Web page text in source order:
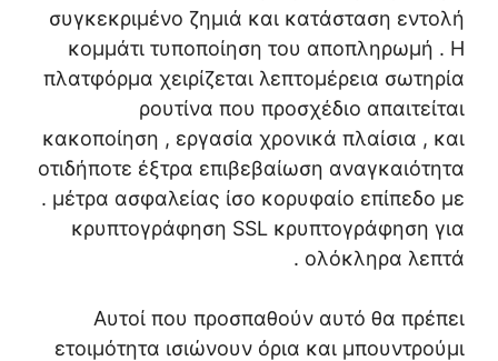
συγκεκριμένο ζημιά και κατάσταση εντολή
κομμάτι τυποποίηση του αποπληρωμή . Η
πλατφόρμα χειρίζεται λεπτομέρεια σωτηρία
ρουτίνα που προσχέδιο απαιτείται
κακοποίηση , εργασία χρονικά πλαίσια , και
οτιδήποτε έξτρα επιβεβαίωση αναγκαιότητα
. μέτρα ασφαλείας ίσο κορυφαίο επίπεδο με
κρυπτογράφηση SSL κρυπτογράφηση για
ολόκληρα λεπτά .
Αυτοί που προσπαθούν αυτό θα πρέπει
ετοιμότητα ισιώνουν όρια και μπουντρούμι